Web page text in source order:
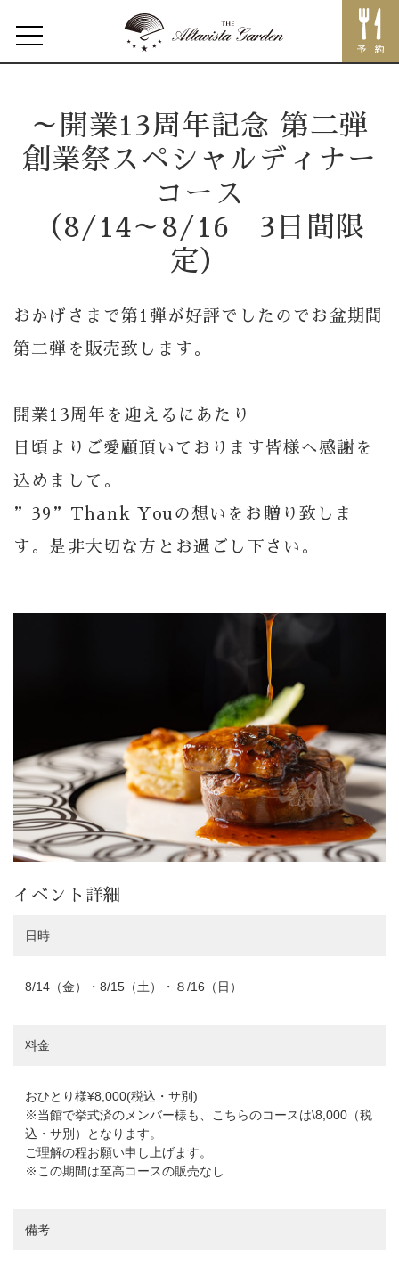
Concept
レストラントップ
Lunch
Private Room
Wedding
採用情報
成約者サイト
Reservation
Event
～開業13周年記念 第二弾
創業祭スペシャルディナー
コース
（8/14～8/16 3日間限
定）
おかげさまで第1弾が好評でしたのでお盆期間
第二弾を販売致します。
開業13周年を迎えるにあたり
日頃よりご愛顧頂いております皆様へ感謝を
込めまして。
”39”Thank Youの想いをお贈り致しま
す。是非大切な方とお過ごし下さい。
イベント詳細
日時
8/14（金）・8/15（土）・８/16（日）
料金
おひとり様¥8,000(税込・サ別)
※当館で挙式済のメンバー様も、こちらのコースは\8,000（税
込・サ別）となります。
ご理解の程お願い申し上げます。
※この期間は至高コースの販売なし
備考